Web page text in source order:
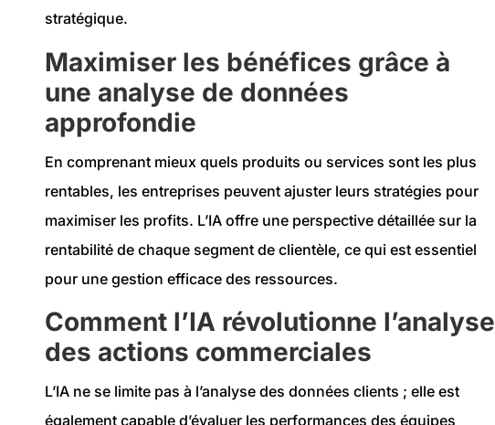
stratégique.
Maximiser les bénéfices grâce à
une analyse de données
approfondie
En comprenant mieux quels produits ou services sont les plus
rentables, les entreprises peuvent ajuster leurs stratégies pour
maximiser les profits. L’IA offre une perspective détaillée sur la
rentabilité de chaque segment de clientèle, ce qui est essentiel
pour une gestion efficace des ressources.
Comment l’IA révolutionne l’analyse
des actions commerciales
L’IA ne se limite pas à l’analyse des données clients ; elle est
également capable d’évaluer les performances des équipes